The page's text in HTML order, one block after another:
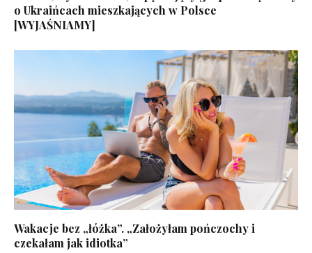
o Ukraińcach mieszkających w Polsce
[WYJAŚNIAMY]
Wakacje bez „łóżka”. „Założyłam pończochy i
czekałam jak idiotka”